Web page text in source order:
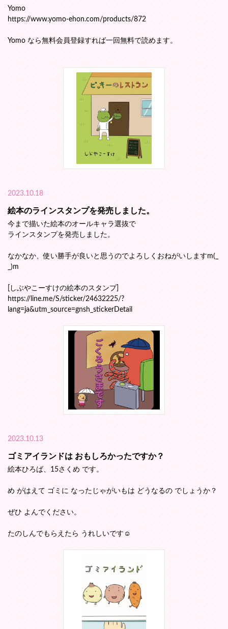
Yomo
https://www.yomo-ehon.com/products/872
Yomo なら無料会員登録すれば一回無料で読めます。
2023.10.18
絵本のラインスタンプを発売しました。
今まで描いた絵本のオールキャラ選抜で
ラインスタンプを発売しました。
なかなか、使い勝手が良いと思うのでよろしくおねがいしますm(_
_)m
[しぶやこーすけの絵本のスタンプ]
https://line.me/S/sticker/24632225/?
lang=ja&utm_source=gnsh_stickerDetail
2023.10.13
ゴミアイランドは おもしろかったですか？
絵本ひろば、15さくめ です。
め がはえて ゴミに なったじゃがいもは どうなるの でしょうか？
ぜひ よんでください。
たのしんでもらえたら うれしいです☺️